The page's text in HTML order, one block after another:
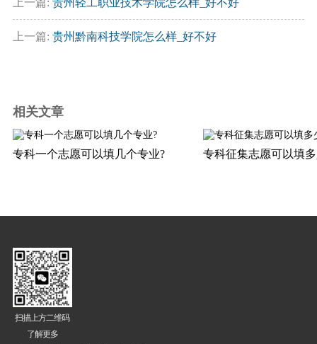
上一篇: 贵州黔南科技学院怎么样_好不好
相关文章
专科一个志愿可以填几个专业? 专科征集志愿可以填
扫描上方二维码
了解更多